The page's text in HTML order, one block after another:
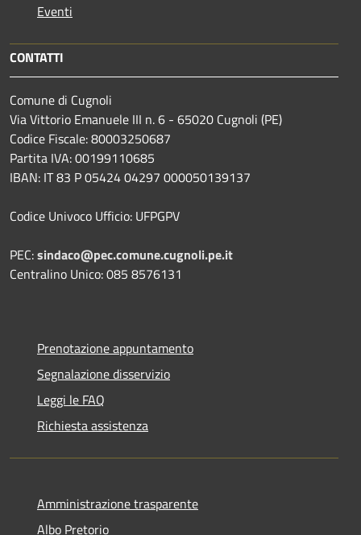
Eventi
CONTATTI
Comune di Cugnoli
Via Vittorio Emanuele III n. 6 - 65020 Cugnoli (PE)
Codice Fiscale: 80003250687
Partita IVA: 00199110685
IBAN: IT 83 P 05424 04297 000050139137
Codice Univoco Ufficio: UFPGPV
PEC:sindaco@pec.comune.cugnoli.pe.it
Centralino Unico: 085 8576131
Prenotazione appuntamento
Segnalazione disservizio
Leggi le FAQ
Richiesta assistenza
Amministrazione trasparente
Albo Pretorio